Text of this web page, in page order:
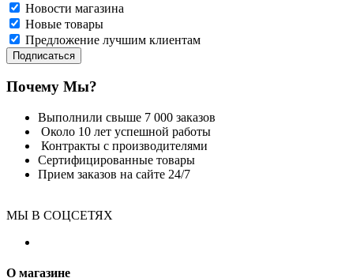
Новости магазина
Новые товары
Предложение лучшим клиентам
Подписаться
Почему Мы?
Выполнили свыше 7 000 заказов
Около 10 лет успешной работы
Контракты с производителями
Сертифицированные товары
Прием заказов на сайте 24/7
МЫ В СОЦСЕТЯХ
О магазине